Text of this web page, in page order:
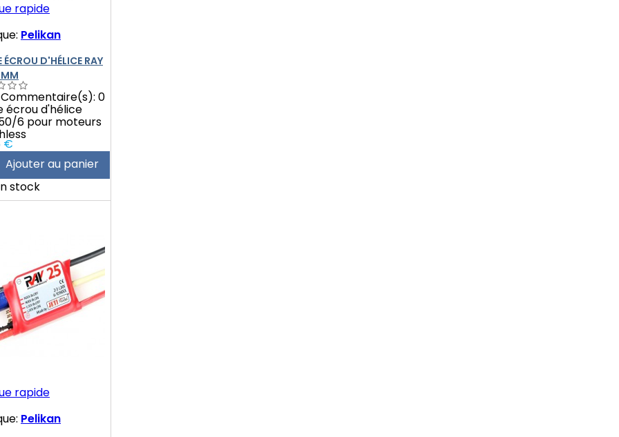
rapide
Pelikan
ÉCROU D'HÉLICE RAY
Commentaire(s): 0
écrou d'hélice
50/6 pour moteurs
€
Ajouter au panier
stock
rapide
Pelikan